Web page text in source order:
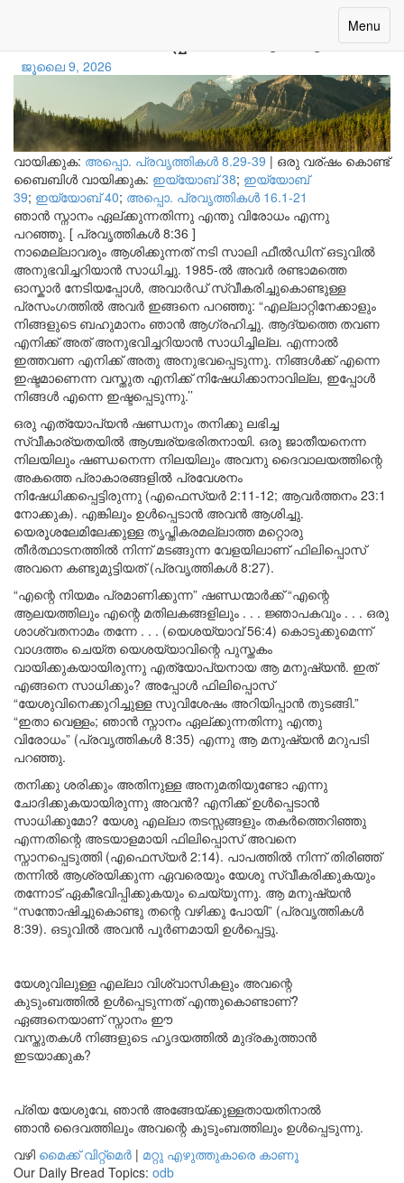
Toggle
Menu
ഞാൻ ഉൾപ്പെട്ടിരിക്കുന്നുവോ?
ജൂലൈ 9, 2026
വായിക്കുക: അപ്പൊ. പ്രവൃത്തികള്‍ 8.29-39 | ഒരു വര്ഷം കൊണ്ട്
ബൈബിൾ വായിക്കുക: ഇയ്യോബ് 38; ഇയ്യോബ്
39; ഇയ്യോബ് 40; അപ്പൊ. പ്രവൃത്തികള്‍ 16.1-21
ഞാൻ സ്നാനം ഏല്ക്കുന്നതിന്നു എന്തു വിരോധം എന്നു
പറഞ്ഞു. [ പ്രവൃത്തികൾ 8:36 ]
നാമെല്ലാവരും ആശിക്കുന്നത് നടി സാലി ഫീൽഡിന് ഒടുവിൽ
അനുഭവിച്ചറിയാൻ സാധിച്ചു. 1985-ൽ അവർ രണ്ടാമത്തെ
ഓസ്കാർ നേടിയപ്പോൾ, അവാർഡ് സ്വീകരിച്ചുകൊണ്ടുള്ള
പ്രസംഗത്തിൽ അവർ ഇങ്ങനെ പറഞ്ഞു: “എല്ലാറ്റിനേക്കാളും
നിങ്ങളുടെ ബഹുമാനം ഞാൻ ആഗ്രഹിച്ചു. ആദ്യത്തെ തവണ
എനിക്ക് അത് അനുഭവിച്ചറിയാൻ സാധിച്ചില്ല. എന്നാൽ
ഇത്തവണ എനിക്ക് അതു അനുഭവപ്പെടുന്നു. നിങ്ങൾക്ക് എന്നെ
ഇഷ്ടമാണെന്ന വസ്തുത എനിക്ക് നിഷേധിക്കാനാവില്ല, ഇപ്പോൾ
നിങ്ങൾ എന്നെ ഇഷ്ടപ്പെടുന്നു.’’
ഒരു എത്യോപ്യൻ ഷണ്ഡനും തനിക്കു ലഭിച്ച
സ്വീകാര്യതയിൽ ആശ്ചര്യഭരിതനായി. ഒരു ജാതീയനെന്ന
നിലയിലും ഷണ്ഡനെന്ന നിലയിലും അവനു ദൈവാലയത്തിന്റെ
അകത്തെ പ്രാകാരങ്ങളിൽ പ്രവേശനം
നിഷേധിക്കപ്പെട്ടിരുന്നു (എഫെസ്യർ 2:11-12; ആവർത്തനം 23:1
നോക്കുക). എങ്കിലും ഉൾപ്പെടാൻ അവൻ ആശിച്ചു.
യെരൂശലേമിലേക്കുള്ള തൃപ്തികരമല്ലാത്ത മറ്റൊരു
തീർത്ഥാടനത്തിൽ നിന്ന് മടങ്ങുന്ന വേളയിലാണ് ഫിലിപ്പൊസ്
അവനെ കണ്ടുമുട്ടിയത് (പ്രവൃത്തികൾ 8:27).
“എന്റെ നിയമം പ്രമാണിക്കുന്ന” ഷണ്ഡന്മാർക്ക് “എന്റെ
ആലയത്തിലും എന്റെ മതിലകങ്ങളിലും . . . ജ്ഞാപകവും . . . ഒരു
ശാശ്വതനാമം തന്നേ . . . (യെശയ്യാവ് 56:4) കൊടുക്കുമെന്ന്
വാഗ്ദത്തം ചെയ്ത യെശയ്യാവിന്റെ പുസ്തകം
വായിക്കുകയായിരുന്നു എത്യോപ്യനായ ആ മനുഷ്യൻ. ഇത്
എങ്ങനെ സാധിക്കും? അപ്പോൾ ഫിലിപ്പൊസ്
“യേശുവിനെക്കുറിച്ചുള്ള സുവിശേഷം അറിയിപ്പാൻ തുടങ്ങി.”
“ഇതാ വെള്ളം; ഞാൻ സ്നാനം ഏല്ക്കുന്നതിന്നു എന്തു
വിരോധം” (പ്രവൃത്തികൾ 8:35) എന്നു ആ മനുഷ്യൻ മറുപടി
പറഞ്ഞു.
തനിക്കു ശരിക്കും അതിനുള്ള അനുമതിയുണ്ടോ എന്നു
ചോദിക്കുകയായിരുന്നു അവൻ? എനിക്ക് ഉൾപ്പെടാൻ
സാധിക്കുമോ? യേശു എല്ലാ തടസ്സങ്ങളും തകർത്തെറിഞ്ഞു
എന്നതിന്റെ അടയാളമായി ഫിലിപ്പൊസ് അവനെ
സ്നാനപ്പെടുത്തി (എഫെസ്യർ 2:14). പാപത്തിൽ നിന്ന് തിരിഞ്ഞ്
തന്നിൽ ആശ്രയിക്കുന്ന ഏവരെയും യേശു സ്വീകരിക്കുകയും
തന്നോട് ഏകീഭവിപ്പിക്കുകയും ചെയ്യുന്നു. ആ മനുഷ്യൻ
“സന്തോഷിച്ചുകൊണ്ടു തന്റെ വഴിക്കു പോയി” (പ്രവൃത്തികൾ
8:39). ഒടുവിൽ അവൻ പൂർണമായി ഉൾപ്പെട്ടു.
യേശുവിലുള്ള എല്ലാ വിശ്വാസികളും അവന്റെ
കുടുംബത്തിൽ ഉൾപ്പെടുന്നത് എന്തുകൊണ്ടാണ്?
ഏങ്ങനെയാണ് സ്നാനം ഈ
വസ്തുതകൾ നിങ്ങളുടെ ഹൃദയത്തിൽ മുദ്രകുത്താൻ
ഇടയാക്കുക?
പ്രിയ യേശുവേ, ഞാൻ അങ്ങേയ്ക്കുള്ളതായതിനാൽ
ഞാൻ ദൈവത്തിലും അവന്റെ കുടുംബത്തിലും ഉൾപ്പെടുന്നു.
വഴി മൈക്ക് വിറ്റ്മെർ | മറ്റു എഴുത്തുകാരെ കാണൂ
Our Daily Bread Topics: odb